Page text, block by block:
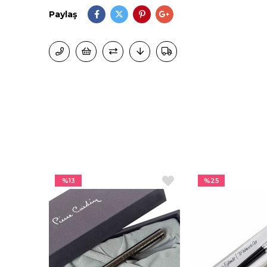
Paylaş
%13 %25